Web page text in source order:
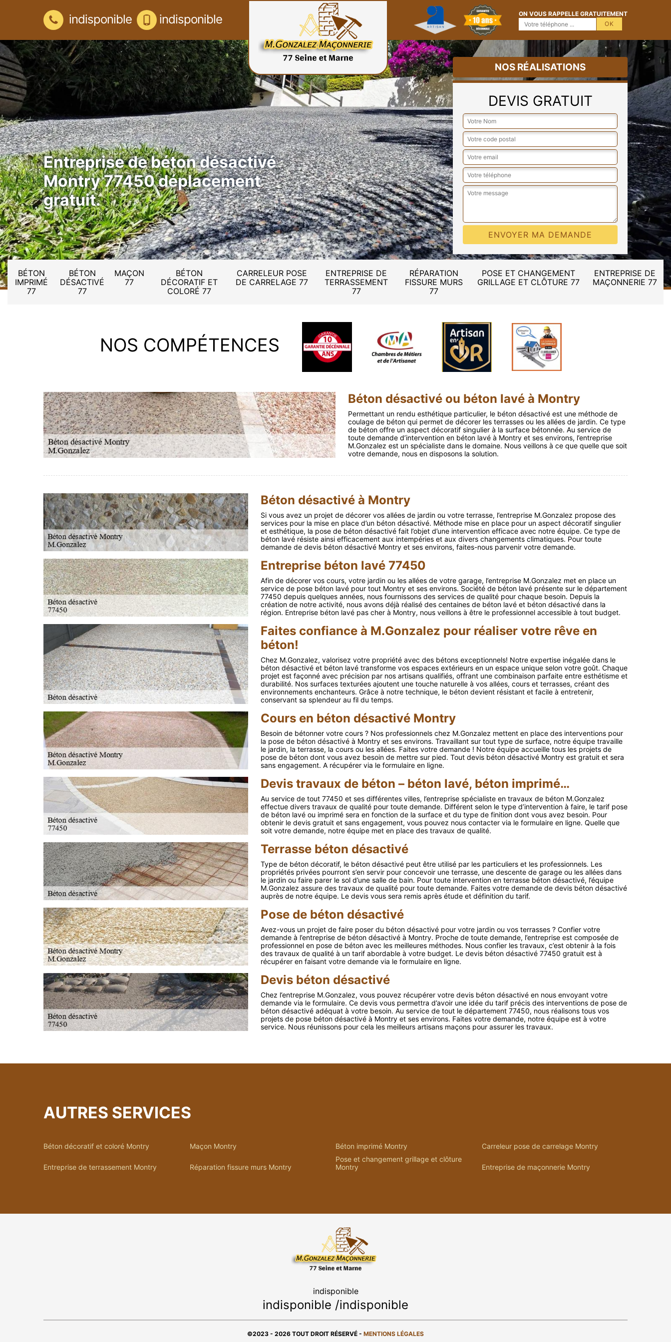
indisponible indisponible ON VOUS RAPPELLE GRATUITEMENT
Entreprise de béton désactivé
Montry 77450 déplacement
gratuit.
NOS RÉALISATIONS
DEVIS GRATUIT
BÉTON
IMPRIMÉ
77
BÉTON
DÉSACTIVÉ
77
MAÇON
77
BÉTON
DÉCORATIF ET
COLORÉ 77
CARRELEUR POSE
DE CARRELAGE 77
ENTREPRISE DE
TERRASSEMENT
77
RÉPARATION
FISSURE MURS
77
POSE ET CHANGEMENT
GRILLAGE ET CLÔTURE 77
ENTREPRISE DE
MAÇONNERIE 77
NOS COMPÉTENCES
Béton désactivé ou béton lavé à Montry
Permettant un rendu esthétique particulier, le béton désactivé est une méthode de
coulage de béton qui permet de décorer les terrasses ou les allées de jardin. Ce type
de béton offre un aspect décoratif singulier à la surface bétonnée. Au service de
toute demande d’intervention en béton lavé à Montry et ses environs, l’entreprise
M.Gonzalez est un spécialiste dans le domaine. Nous veillons à ce que quelle que soit
votre demande, nous en disposons la solution.
Béton désactivé à Montry
Si vous avez un projet de décorer vos allées de jardin ou votre terrasse, l’entreprise M.Gonzalez propose des
services pour la mise en place d’un béton désactivé. Méthode mise en place pour un aspect décoratif singulier
et esthétique, la pose de béton désactivé fait l’objet d’une intervention efficace avec notre équipe. Ce type de
béton lavé résiste ainsi efficacement aux intempéries et aux divers changements climatiques. Pour toute
demande de devis béton désactivé Montry et ses environs, faites-nous parvenir votre demande.
Entreprise béton lavé 77450
Afin de décorer vos cours, votre jardin ou les allées de votre garage, l’entreprise M.Gonzalez met en place un
service de pose béton lavé pour tout Montry et ses environs. Société de béton lavé présente sur le département
77450 depuis quelques années, nous fournissons des services de qualité pour chaque besoin. Depuis la
création de notre activité, nous avons déjà réalisé des centaines de béton lavé et béton désactivé dans la
région. Entreprise béton lavé pas cher à Montry, nous veillons à être le professionnel accessible à tout budget.
Faites confiance à M.Gonzalez pour réaliser votre rêve en
béton!
Chez M.Gonzalez, valorisez votre propriété avec des bétons exceptionnels! Notre expertise inégalée dans le
béton désactivé et béton lavé transforme vos espaces extérieurs en un espace unique selon votre goût. Chaque
projet est façonné avec précision par nos artisans qualifiés, offrant une combinaison parfaite entre esthétisme et
durabilité. Nos surfaces texturées ajoutent une touche naturelle à vos allées, cours et terrasses, créant des
environnements enchanteurs. Grâce à notre technique, le béton devient résistant et facile à entretenir,
conservant sa splendeur au fil du temps.
Cours en béton désactivé Montry
Besoin de bétonner votre cours ? Nos professionnels chez M.Gonzalez mettent en place des interventions pour
la pose de béton désactivé à Montry et ses environs. Travaillant sur tout type de surface, notre équipe travaille
le jardin, la terrasse, la cours ou les allées. Faites votre demande ! Notre équipe accueille tous les projets de
pose de béton dont vous avez besoin de mettre sur pied. Tout devis béton désactivé Montry est gratuit et sera
sans engagement. A récupérer via le formulaire en ligne.
Devis travaux de béton – béton lavé, béton imprimé…
Au service de tout 77450 et ses différentes villes, l’entreprise spécialiste en travaux de béton M.Gonzalez
effectue divers travaux de qualité pour toute demande. Différent selon le type d’intervention à faire, le tarif pose
de béton lavé ou imprimé sera en fonction de la surface et du type de finition dont vous avez besoin. Pour
obtenir le devis gratuit et sans engagement, vous pouvez nous contacter via le formulaire en ligne. Quelle que
soit votre demande, notre équipe met en place des travaux de qualité.
Terrasse béton désactivé
Type de béton décoratif, le béton désactivé peut être utilisé par les particuliers et les professionnels. Les
propriétés privées pourront s’en servir pour concevoir une terrasse, une descente de garage ou les allées dans
le jardin ou faire parer le sol d’une salle de bain. Pour toute intervention en terrasse béton désactivé, l’équipe
M.Gonzalez assure des travaux de qualité pour toute demande. Faites votre demande de devis béton désactivé
auprès de notre équipe. Le devis vous sera remis après étude et définition du tarif.
Pose de béton désactivé
Avez-vous un projet de faire poser du béton désactivé pour votre jardin ou vos terrasses ? Confier votre
demande à l’entreprise de béton désactivé à Montry. Proche de toute demande, l’entreprise est composée de
professionnel en pose de béton avec les meilleures méthodes. Nous confier les travaux, c’est obtenir à la fois
des travaux de qualité à un tarif abordable à votre budget. Le devis béton désactivé 77450 gratuit est à
récupérer en faisant votre demande via le formulaire en ligne.
Devis béton désactivé
Chez l’entreprise M.Gonzalez, vous pouvez récupérer votre devis béton désactivé en nous envoyant votre
demande via le formulaire. Ce devis vous permettra d’avoir une idée du tarif précis des interventions de pose de
béton désactivé adéquat à votre besoin. Au service de tout le département 77450, nous réalisons tous vos
projets de pose béton désactivé à Montry et ses environs. Faites votre demande, notre équipe est à votre
service. Nous réunissons pour cela les meilleurs artisans maçons pour assurer les travaux.
AUTRES SERVICES
Béton décoratif et coloré Montry Maçon Montry Béton imprimé Montry Carreleur pose de carrelage Montry
Entreprise de terrassement Montry Réparation fissure murs Montry
Pose et changement grillage et clôture
Montry
Entreprise de maçonnerie Montry
indisponible
indisponible /indisponible
©2023 - 2026 TOUT DROIT RÉSERVÉ - MENTIONS LÉGALES